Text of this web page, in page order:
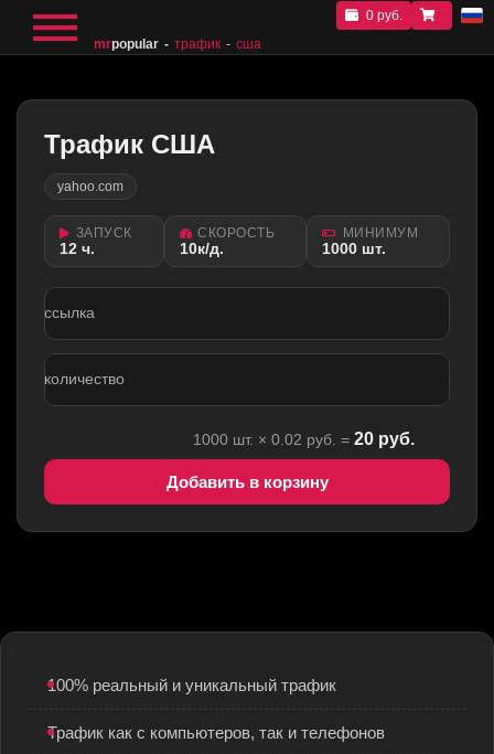
mrpopular трафик сша
0 руб.
Трафик США
yahoo.com
ЗАПУСК
12 ч.
СКОРОСТЬ
10к/д.
МИНИМУМ
1000 шт.
ссылка
количество
1000 шт. × 0.02 руб. = 20 руб.
Добавить в корзину
100% реальный и уникальный трафик
Трафик как с компьютеров, так и телефонов